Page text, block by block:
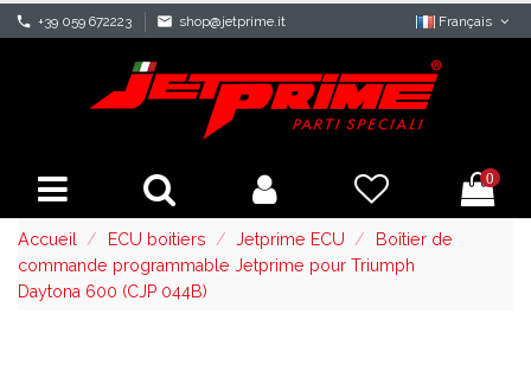
phone +39 059 672223 mail shop@jetprime.it Français
0
Accueil ECU boitiers Jetprime ECU
Boîtier de
commande programmable Jetprime pour Triumph
Daytona 600 (CJP 044B)